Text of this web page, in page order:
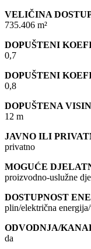
VELIČINA
735.406 m²
DOPUŠTENI
0,7
DOPUŠTENI
0,8
DOPUŠTENA
12 m
JAVNO ILI
privatno
MOGUĆE
proizvodno-uslužne
DOSTUPNOST
plin/električna
ODVODNJA/
da